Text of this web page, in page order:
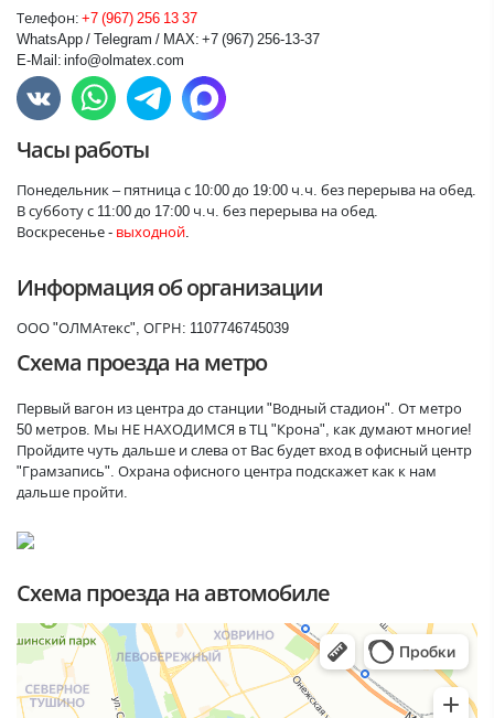
Телефон:+7 (967) 256 13 37
WhatsApp / Telegram / MAX:+7 (967) 256-13-37
E-Mail:info@olmatex.com
Часы работы
Понедельник – пятница с 10:00 до 19:00 ч.ч. без перерыва на обед.
В субботу с 11:00 до 17:00 ч.ч. без перерыва на обед.
Воскресенье - выходной.
Информация об организации
ООО "ОЛМАтекс", ОГРН: 1107746745039
Схема проезда на метро
Первый вагон из центра до станции "Водный стадион". От метро
50 метров. Мы НЕ НАХОДИМСЯ в ТЦ "Крона", как думают многие!
Пройдите чуть дальше и слева от Вас будет вход в офисный центр
"Грамзапись". Охрана офисного центра подскажет как к нам
дальше пройти.
Схема проезда на автомобиле